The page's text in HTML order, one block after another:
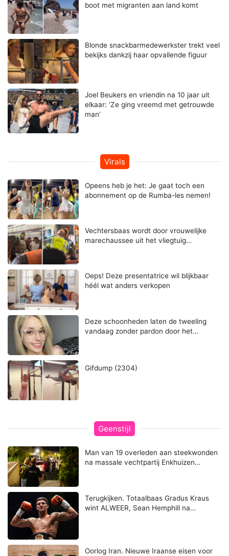
boot met migranten aan land komt
Blonde snackbarmedewerkster trekt veel
bekijks dankzij haar opvallende figuur
Joel Beukers en vriendin na 10 jaar uit
elkaar: ‘Ze ging vreemd met getrouwde
man’
Virals
Opeens heb je het: Je gaat toch een
abonnement op de Rumba-les nemen!
Vechtersbaas wordt door vrouwelijke
marechaussee uit het vliegtuig…
Oeps! Deze presentatrice wil blijkbaar
héél wat anders verkopen
Deze schoonheden laten de tweeling
vandaag zonder pardon door het…
Gifdump (2304)
Geenstijl
Man van 19 overleden aan steekwonden
na massale vechtpartij Enkhuizen…
Terugkijken. Totaalbaas Gradus Kraus
wint ALWEER, Sean Hemphill na…
Oorlog Iran. Nieuwe Iraanse eisen voor